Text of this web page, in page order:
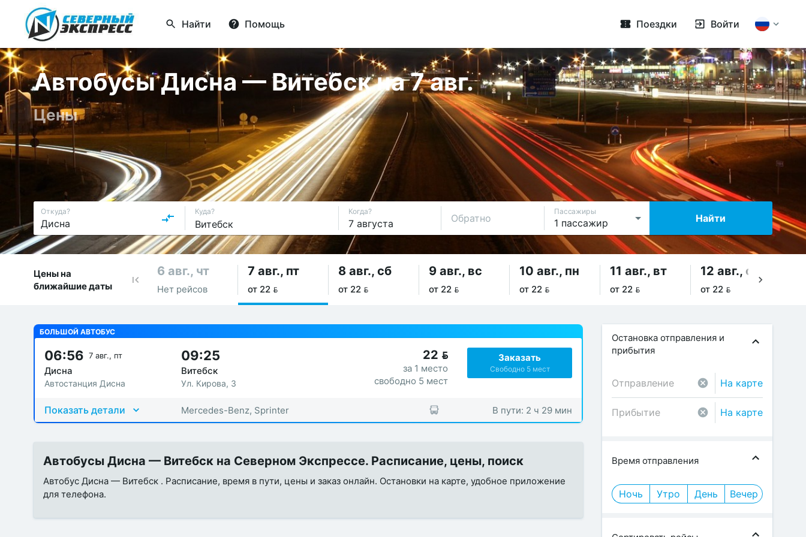
Найти Помощь Поездки Войти
Автобусы Дисна — Витебск на 7 авг.
Цены
Откуда? Куда? Когда?
Обратно
Пассажиры
Найти
Цены на
ближайшие даты
6 авг., чт
Нет рейсов
7 авг., пт
от 22 
8 авг., сб
от 22 
9 авг., вс
от 22 
10 авг., пн
от 22 
11 авг., вт
от 22 
12 авг., ср
от 22 
БОЛЬШОЙ АВТОБУС
06:56 7 авг., пт
Дисна
Автостанция Дисна
09:25
Витебск
Ул. Кирова, 3
22 
за 1 место
свободно 5 мест
Заказать
Свободно 5 мест
Показать детали Mercedes-Benz, Sprinter В пути: 2 ч 29 мин
Автобусы Дисна — Витебск на Северном Экспрессе. Расписание, цены, поиск
Автобус Дисна — Витебск . Расписание, время в пути, цены и заказ онлайн. Остановки на карте, удобное приложение
для телефона.
Остановка отправления и
прибытия
На карте
На карте
Время отправления
Ночь Утро День Вечер